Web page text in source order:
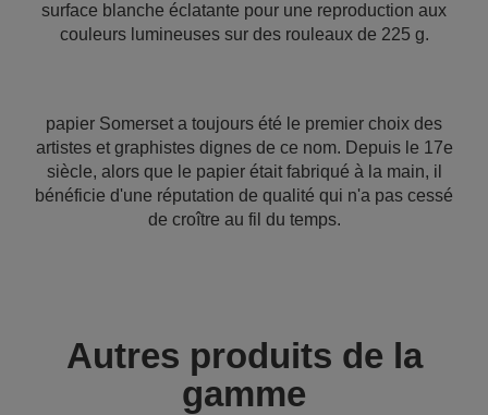
surface blanche éclatante pour une reproduction aux
couleurs lumineuses sur des rouleaux de 225 g.
papier Somerset a toujours été le premier choix des
artistes et graphistes dignes de ce nom. Depuis le 17e
siècle, alors que le papier était fabriqué à la main, il
bénéficie d'une réputation de qualité qui n'a pas cessé
de croître au fil du temps.
Autres produits de la
gamme